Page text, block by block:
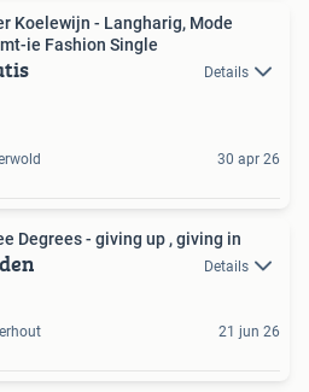
Koelewijn - Langharig, Mode
ie Fashion Single
Details
30 apr 26
Degrees - giving up , giving in
Details
21 jun 26